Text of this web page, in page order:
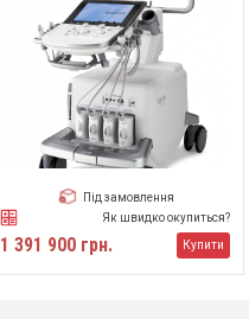
Під замовлення
Як швидко окупиться?
1 391 900 грн. Купити